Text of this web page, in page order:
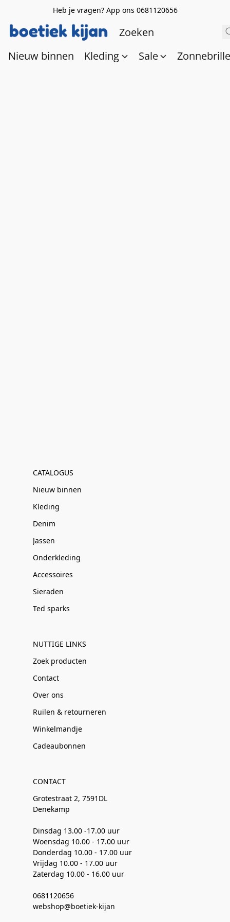
Heb je vragen? App ons 0681120656
Nieuw binnen Kleding Sale
CATALOGUS
Nieuw binnen
Kleding
Denim
Jassen
Onderkleding
Accessoires
Sieraden
Ted sparks
NUTTIGE LINKS
Zoek producten
Contact
Over ons
Ruilen & retourneren
Winkelmandje
Cadeaubonnen
CONTACT
Grotestraat 2, 7591DL
Denekamp
Dinsdag 13.00 -17.00 uur
Woensdag 10.00 - 17.00 uur
Donderdag 10.00 - 17.00 uur
Vrijdag 10.00 - 17.00 uur
Zaterdag 10.00 - 16.00 uur
0681120656
webshop@boetiek-kijan